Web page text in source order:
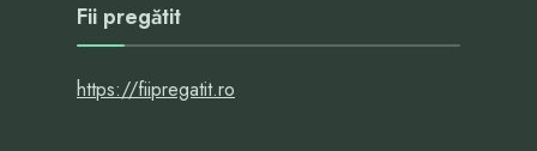
Fii pregătit
https://fiipregatit.ro